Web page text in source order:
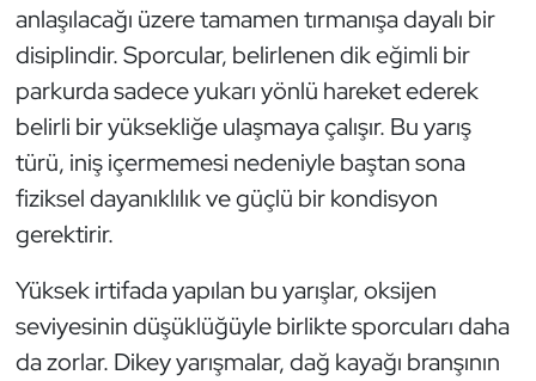
anlaşılacağı üzere tamamen tırmanışa dayalı bir
disiplindir. Sporcular, belirlenen dik eğimli bir
parkurda sadece yukarı yönlü hareket ederek
belirli bir yüksekliğe ulaşmaya çalışır. Bu yarış
türü, iniş içermemesi nedeniyle baştan sona
fiziksel dayanıklılık ve güçlü bir kondisyon
gerektirir.
Yüksek irtifada yapılan bu yarışlar, oksijen
seviyesinin düşüklüğüyle birlikte sporcuları daha
da zorlar. Dikey yarışmalar, dağ kayağı branşının
Optimist
Oryantiring
Özel Sporcular
Paralimpik
Ragbi
Satranç